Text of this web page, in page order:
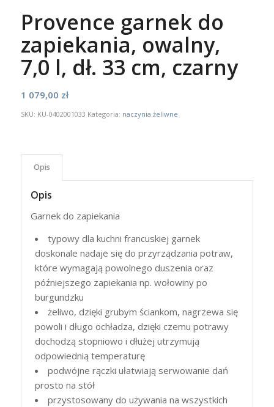
Provence garnek do
zapiekania, owalny,
7,0 l, dł. 33 cm, czarny
1 079,00 zł
SKU: KU-0402001033 Kategoria: naczynia żeliwne
Opis
Opis
Garnek do zapiekania
typowy dla kuchni francuskiej garnek
doskonale nadaje się do przyrządzania potraw,
które wymagają powolnego duszenia oraz
późniejszego zapiekania np. wołowiny po
burgundzku
żeliwo, dzięki grubym ściankom, nagrzewa się
powoli i długo ochładza, dzięki czemu potrawy
dochodzą stopniowo i dłużej utrzymują
odpowiednią temperaturę
podwójne rączki ułatwiają serwowanie dań
prosto na stół
przystosowany do używania na wszystkich